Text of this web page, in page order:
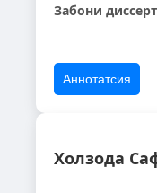
Забони
Аннотатсия
Холзода